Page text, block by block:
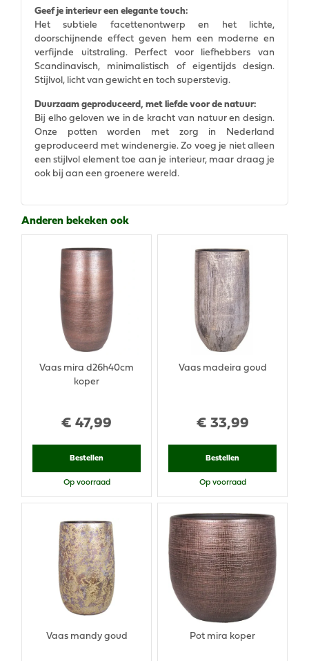
Geef je interieur een elegante touch:
Het subtiele facettenontwerp en het lichte,
doorschijnende effect geven hem een moderne en
verfijnde uitstraling. Perfect voor liefhebbers van
Scandinavisch, minimalistisch of eigentijds design.
Stijlvol, licht van gewicht en toch superstevig.
Duurzaam geproduceerd, met liefde voor de natuur:
Bij elho geloven we in de kracht van natuur en design.
Onze potten worden met zorg in Nederland
geproduceerd met windenergie. Zo voeg je niet alleen
een stijlvol element toe aan je interieur, maar draag je
ook bij aan een groenere wereld.
Anderen bekeken ook
€ 47,99
Vaas mira d26h40cm
koper
Bestellen
Op voorraad
€ 33,99
Vaas madeira goud
Bestellen
Op voorraad
Vaas mandy goud Pot mira koper